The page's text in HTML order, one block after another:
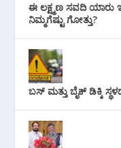
ಈ ಲಕ್ಷ್ಮಣ ಸವದಿ ಯಾರು
ನಿಮ್ಮಗೆಷ್ಟು ಗೋತ್ತು?
ಬಸ್ ಮತ್ತು ಬೈಕ್ ಡಿಕ್ಕಿ